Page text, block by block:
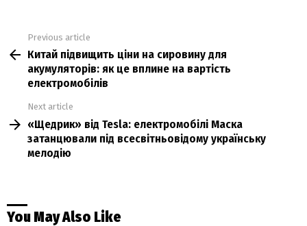
more
Previous article
Китай підвищить ціни на сировину для
акумуляторів: як це вплине на вартість
електромобілів
Next article
«Щедрик» від Tesla: електромобілі Маска
затанцювали під всесвітньовідому українську
мелодію
You May Also Like